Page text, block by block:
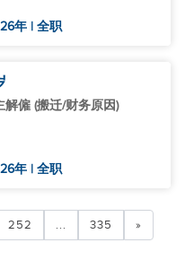
年 | 全职
解僱 (搬迁/财务原因)
年 | 全职
252 ... 335 »